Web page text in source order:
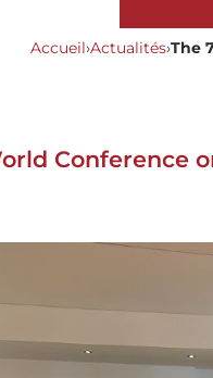
Accueil›Actualités›The
Conference